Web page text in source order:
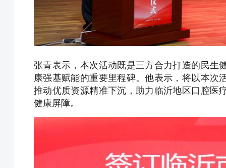
张青表示，本次活动既是三方合力打造的民生
康强基赋能的重要里程碑。他表示，将以本次
推动优质资源精准下沉，助力临沂地区口腔医
健康屏障。